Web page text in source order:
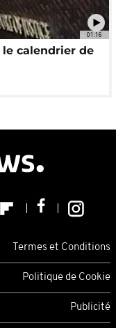
01:16
calendrier de
Termes et Conditions
Politique de Cookie
Publicité